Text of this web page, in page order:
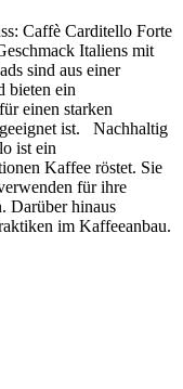
Caffè Carditello Forte
Italiens mit
sind aus einer
bieten ein
einen starken
ist. Nachhaltig
ist ein
Kaffee röstet. Sie
für ihre
Darüber hinaus
im Kaffeeanbau.